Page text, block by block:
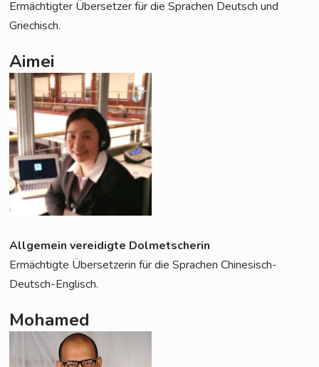
Ermäch­tig­ter Über­set­zer für die Spra­chen Deutsch und
Griechisch.
Aimei
All­ge­mein ver­ei­dig­te Dolmetscherin
Ermäch­tig­te Über­set­ze­rin für die Spra­chen Chinesisch-
Deutsch-Englisch.
Mohamed